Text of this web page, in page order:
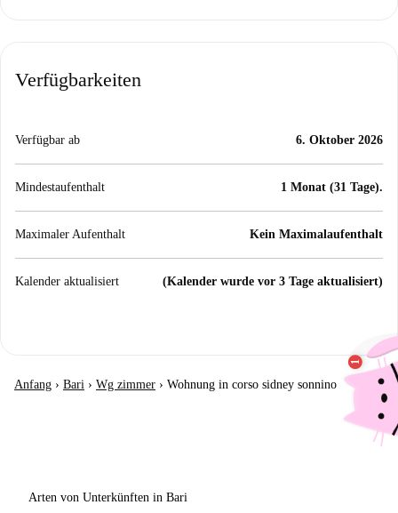
Verfügbarkeiten
Verfügbar ab 6. Oktober 2026
Mindestaufenthalt 1 Monat (31 Tage).
Maximaler Aufenthalt Kein Maximalaufenthalt
Kalender aktualisiert (Kalender wurde vor 3 Tage aktualisiert)
Anfang › Bari › Wg zimmer › Wohnung in corso sidney sonnino
Arten von Unterkünften in Bari